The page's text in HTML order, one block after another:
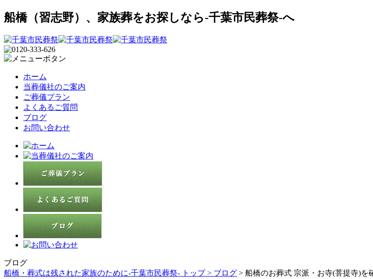
船橋（習志野）、家族葬をお探しなら-千葉市民葬祭-へ
ホーム
当葬儀社のご案内
ご葬儀プラン
よくあるご質問
ブログ
お問い合わせ
ブログ
船橋・葬式は残された家族のために-千葉市民葬祭- トップ > ブログ > 船橋のお葬式 宗派・お寺(菩提寺)を